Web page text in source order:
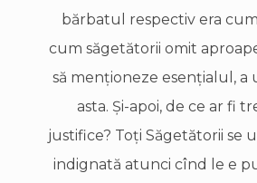
bărbatul respectiv era
cum săgetătorii omit
să menţioneze esenţialul, a
asta. Şi-apoi, de ce ar fi
justifice? Toţi Săgetătorii se
indignată atunci cînd le e